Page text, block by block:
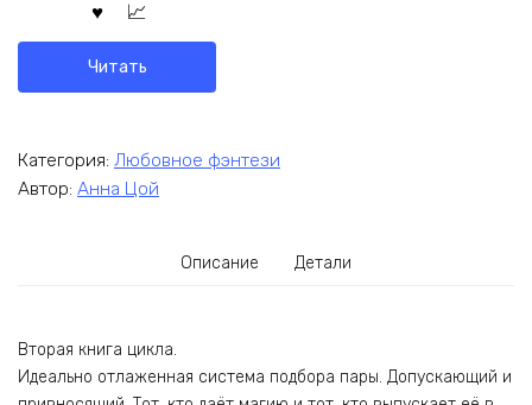
Читать
Категория: Любовное фэнтези
Автор: Анна Цой
Описание Детали
Вторая книга цикла.
Идеально отлаженная система подбора пары. Допускающий и